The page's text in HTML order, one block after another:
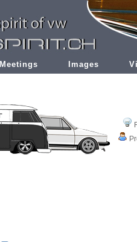
Meetings Images